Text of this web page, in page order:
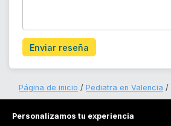
Enviar reseña
Página de inicio Pediatra en Valencia
Personalizamos tu experiencia